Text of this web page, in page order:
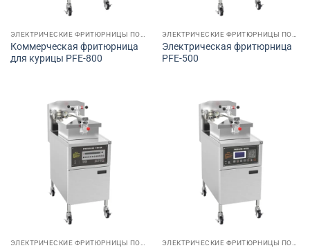
Коммерческая фритюрница
для курицы PFE-800
Электрическая фритюрница
PFE-500